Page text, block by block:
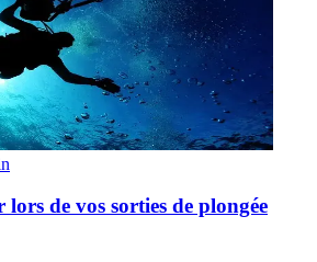
lors de vos sorties de plongée